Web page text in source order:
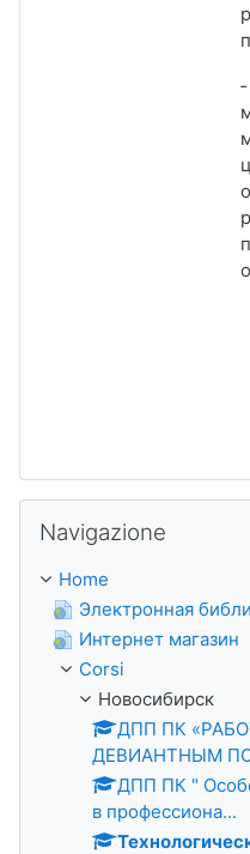
Navigazione
Home
Электронная
Интернет магазин
Corsi
Новосибирск
ДПП ПК
ДЕВИАНТНЫМ
ДПП ПК "
в профессиона...